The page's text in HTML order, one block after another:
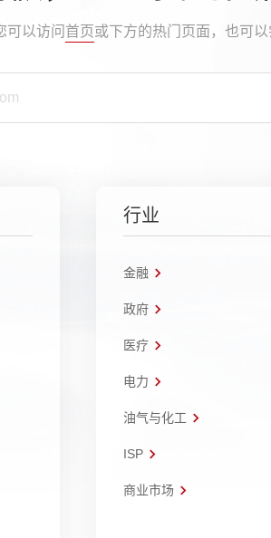
可以访问 首页或下方的热门页面，也可
行业
金融
政府
医疗
电力
油气与化工
ISP
商业市场